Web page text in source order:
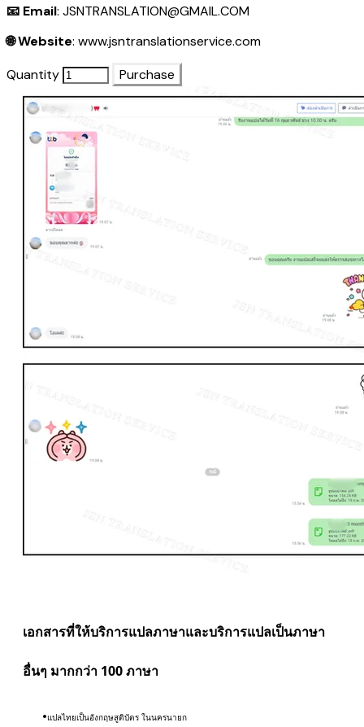
📧 Email: JSNTRANSLATION@GMAIL.COM
🌐 Website: www.jsntranslationservice.com
Quantity
Purchase
เอกสารที่ให้บริการแปลภาษาและบริการแปลเป็นภาษา
อื่นๆ มากกว่า 100 ภาษา
แปลไทยเป็นอังกฤษสูติบัตร ในนครนายก